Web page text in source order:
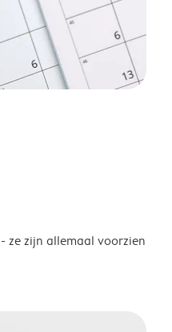
ze zijn allemaal voorzien